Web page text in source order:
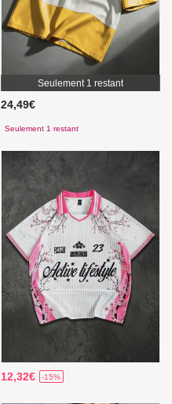
Seulement 1 restant
24,49€
Seulement 1 restant
12,32€ -15%